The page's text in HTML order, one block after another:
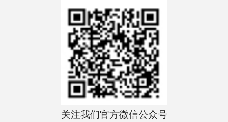
关注我们官方微信公众号